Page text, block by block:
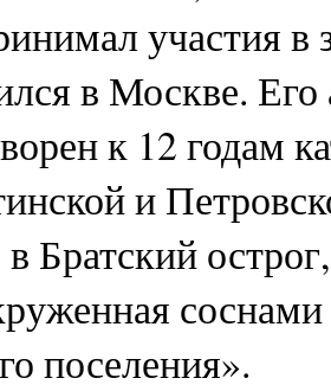
участия в
в Москве. Его
к 12 годам
и
Братский
поселения».